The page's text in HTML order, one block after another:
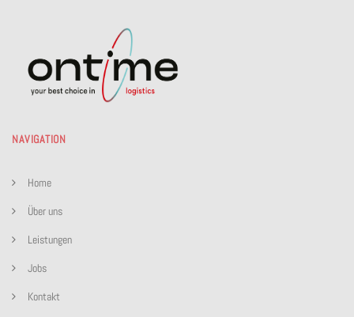
NAVIGATION
Home
Über uns
Leistungen
Jobs
Kontakt